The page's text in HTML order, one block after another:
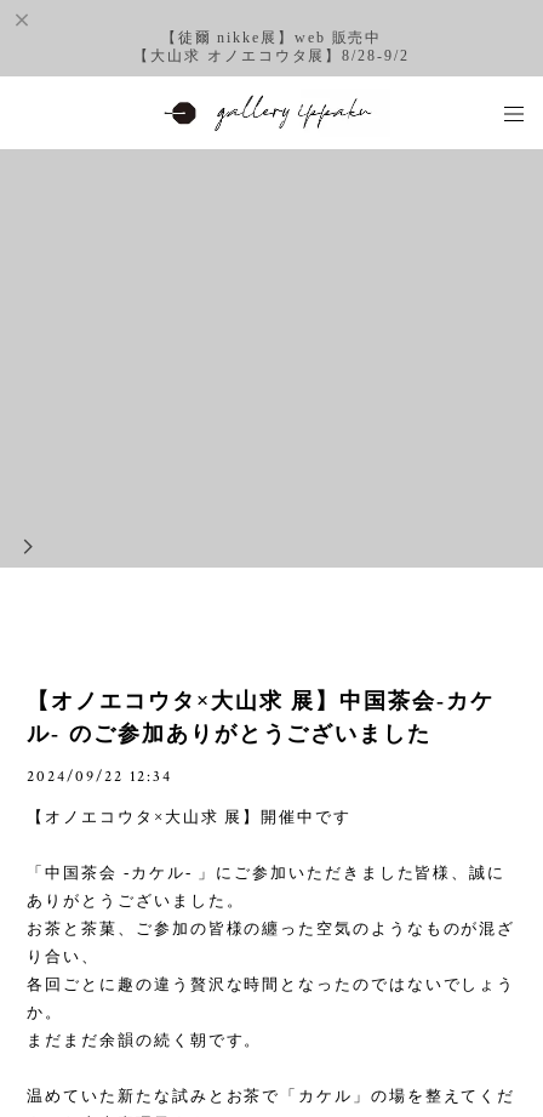
【徒爾 nikke展】web 販売中
【大山求 オノエコウタ展】8/28-9/2
【オノエコウタ×大山求 展】中国茶会-カケ
ル- のご参加ありがとうございました
2024/09/22 12:34
【オノエコウタ × 大山求 展】開催中です
「中国茶会 - カケル-
」にご参加いただきました皆様、誠に
ありがとうございました。
お茶と茶菓、ご参加の皆様の纏った空気のようなものが混ざ
り合い、
各回ごとに趣の違う贅沢な時間となったのではないでしょう
か。
まだまだ余韻の続く朝です。
温めていた新たな試みとお茶で「カケル」の場を整えてくだ